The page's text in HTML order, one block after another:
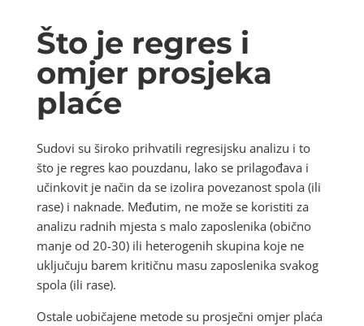
Što je regres i
omjer prosjeka
plaće
Sudovi su široko prihvatili regresijsku analizu i to
što je regres kao pouzdanu, lako se prilagođava i
učinkovit je način da se izolira povezanost spola (ili
rase) i naknade. Međutim, ne može se koristiti za
analizu radnih mjesta s malo zaposlenika (obično
manje od 20-30) ili heterogenih skupina koje ne
uključuju barem kritičnu masu zaposlenika svakog
spola (ili rase).
Ostale uobičajene metode su prosječni omjer plaća